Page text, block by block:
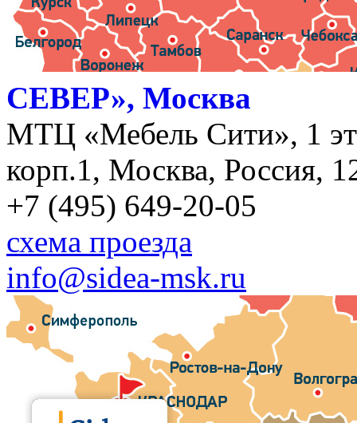
СЕВЕР», Москва
МТЦ «Мебель Сити», 1
корп.1, Москва, Россия,
+7 (495) 649-20-05
схема проезда
info@sidea-msk.ru